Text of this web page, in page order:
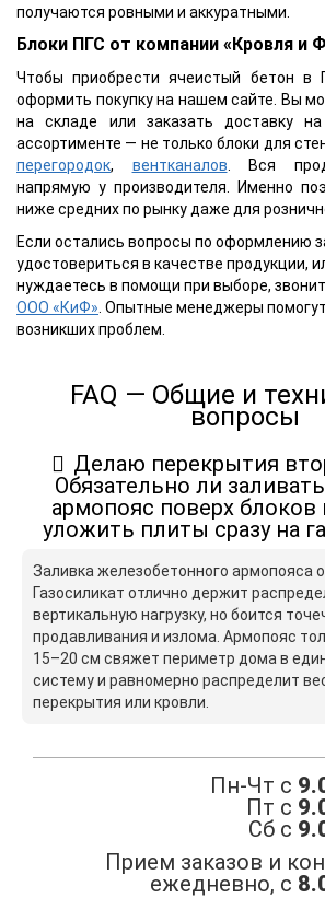
получаются ровными и аккуратными.
Блоки ПГС от компании «Кровля и
Чтобы приобрести ячеистый бетон в
оформить покупку на нашем сайте. Вы
на складе или заказать доставку
ассортименте — не только блоки для
перегородок, вентканалов . Вся
напрямую у производителя. Именно
ниже средних по рынку даже для
Если остались вопросы по оформлению
удостовериться в качестве продукции,
нуждаетесь в помощи при выборе,
ООО «КиФ» . Опытные менеджеры
возникших проблем.
FAQ — Общие и
вопросы
Делаю перекрытия
Обязательно ли
армопояс поверх
уложить плиты сразу на
Заливка железобетонного армопояса
Газосиликат отлично держит
вертикальную нагрузку, но боится
продавливания и излома. Армопояс
15–20 см свяжет периметр дома в
систему и равномерно распределит
перекрытия или кровли.
Пн-Чт c
Пт c
Сб с
Прием заказов и
ежедневно, с